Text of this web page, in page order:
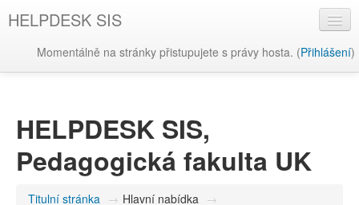
HELPDESK SIS
Momentálně na stránky přistupujete s právy hosta. (Přihlášení)
HELPDESK SIS,
Pedagogická fakulta UK
Titulní stránka → Hlavní nabídka →